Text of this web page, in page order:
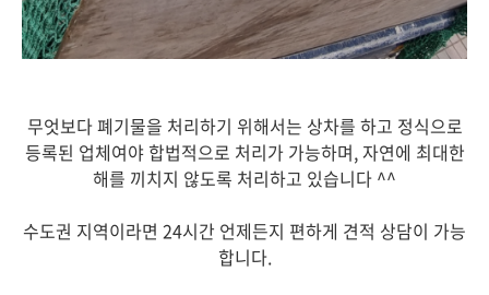
무엇보다 폐기물을 처리하기 위해서는 상차를 하고 정식으로
등록된 업체여야 합법적으로 처리가 가능하며,자연에 최대한
해를 끼치지 않도록 처리하고 있습니다 ^^
수도권 지역이라면 24시간 언제든지 편하게 견적 상담이 가능
합니다.